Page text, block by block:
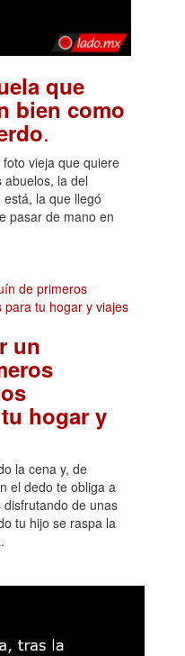
que
bien como
.
vieja que quiere
abuelos, la del
la que llegó
pasar de mano en
un
hogar y
la cena y, de
el dedo te obliga a
de unas
tu hijo se raspa la